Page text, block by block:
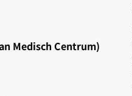
Medisch Centrum)